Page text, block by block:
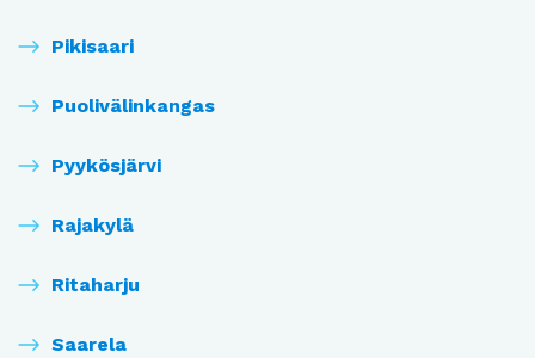
Pikisaari
Puolivälinkangas
Pyykösjärvi
Rajakylä
Ritaharju
Saarela